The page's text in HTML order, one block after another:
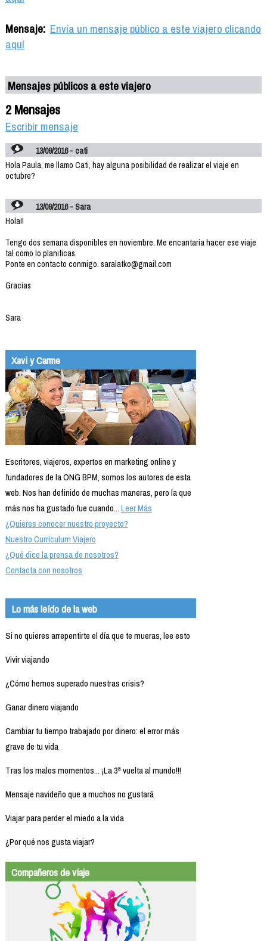
Mensaje: Envía un mensaje público a este viajero clicando
aquí
Mensajes públicos a este viajero
2 Mensajes
Escribir mensaje
13/09/2016 - cati
Hola Paula, me llamo Cati, hay alguna posibilidad de realizar el viaje en
octubre?
13/09/2016 - Sara
Hola!!
Tengo dos semana disponibles en noviembre. Me encantaría hacer ese viaje
tal como lo planificas.
Ponte en contacto conmigo. saralatko@gmail.com
Gracias
Sara
Xavi y Carme
Escritores, viajeros, expertos en marketing online y
fundadores de la ONG BPM, somos los autores de esta
web. Nos han definido de muchas maneras, pero la que
más nos ha gustado fue cuando...Leer Más
¿Quieres conocer nuestro proyecto?
Nuestro Currículum Viajero
¿Qué dice la prensa de nosotros?
Contacta con nosotros
Lo más leído de la web
Si no quieres arrepentirte el día que te mueras, lee esto
Vivir viajando
¿Cómo hemos superado nuestras crisis?
Ganar dinero viajando
Cambiar tu tiempo trabajado por dinero: el error más
grave de tu vida
Tras los malos momentos... ¡La 3ª vuelta al mundo!!!
Mensaje navideño que a muchos no gustará
Viajar para perder el miedo a la vida
¿Por qué nos gusta viajar?
Compañeros de viaje